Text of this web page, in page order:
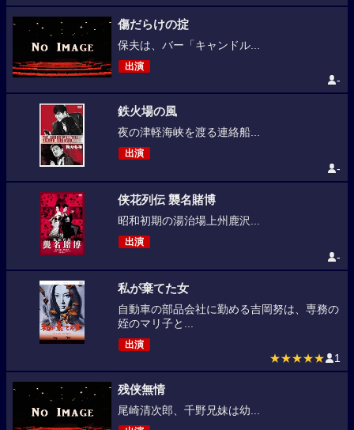
傷だらけの掟
保夫は、バー「キャンドル...
出演
-
鉄火場の風
夜の津軽海峡を渡る連絡船...
出演
-
侠花列伝 襲名賭博
昭和初期の湯治場上州鹿沢...
出演
-
私が棄てた女
自動車の部品会社に勤める吉岡努は、専務の
姪のマリ子と...
出演
★★★★★ 1
残侠無情
尾崎清次郎、千野兄妹は幼...